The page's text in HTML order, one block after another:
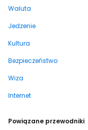
Waluta
Jedzenie
Kultura
Bezpieczeństwo
Wiza
Internet
Powiązane przewodniki